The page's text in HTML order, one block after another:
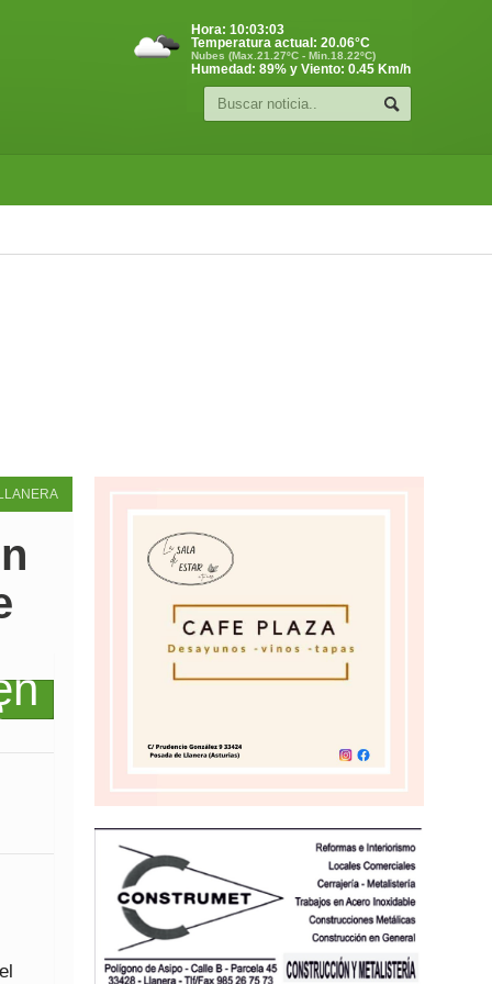
Hora: 10:03:04
Temperatura actual: 20.06°C
Nubes (Max.21.27ºC - Min.18.22ºC)
Humedad: 89% y Viento: 0.45 Km/h